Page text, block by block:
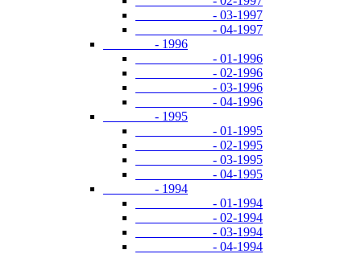
- 03-1997
- 04-1997
- 1996
- 01-1996
- 02-1996
- 03-1996
- 04-1996
- 1995
- 01-1995
- 02-1995
- 03-1995
- 04-1995
- 1994
- 01-1994
- 02-1994
- 03-1994
- 04-1994